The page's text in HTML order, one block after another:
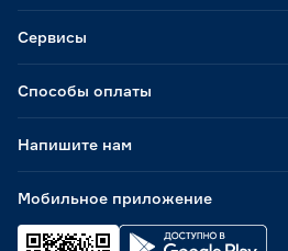
Способы оплаты
Мобильное приложение
Сервисы
Напишите нам